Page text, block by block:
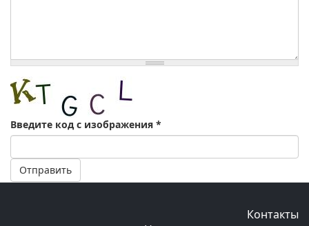
Введите код с изображения *
Отправить
Контакты